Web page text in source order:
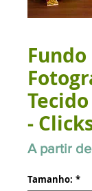
Fundo
-
A partir de
Tamanho: *